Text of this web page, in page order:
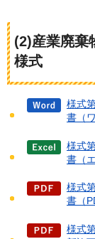
(2)産業廃棄
様式
様式
書（
様式
書（
様式
書（
様式